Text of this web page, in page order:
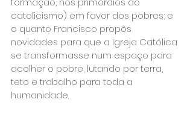
catolicismo) em favor dos pobres; e
o quanto Francisco propôs
novidades para que a Igreja Católica
se transformasse num espaço para
acolher o pobre, lutando por terra,
teto e trabalho para toda a
humanidade.